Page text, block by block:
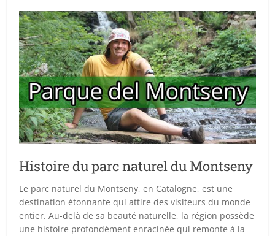
Histoire du parc naturel du Montseny
Le parc naturel du Montseny, en Catalogne, est une
destination étonnante qui attire des visiteurs du monde
entier. Au-delà de sa beauté naturelle, la région possède
une histoire profondément enracinée qui remonte à la